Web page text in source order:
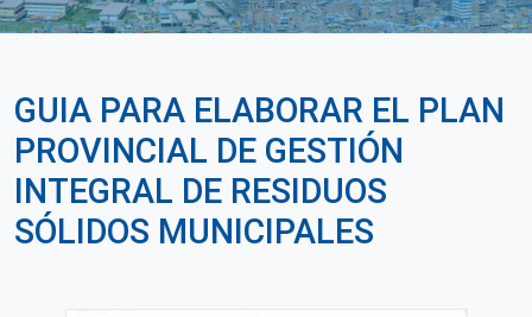
GUIA PARA ELABORAR EL PLAN
PROVINCIAL DE GESTIÓN
INTEGRAL DE RESIDUOS
SÓLIDOS MUNICIPALES